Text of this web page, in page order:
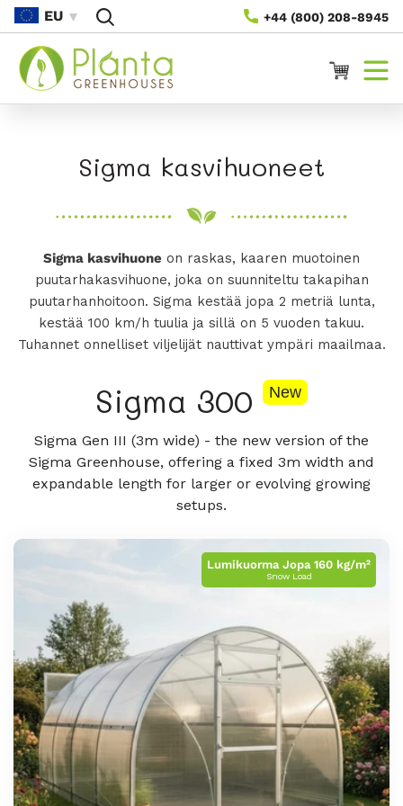
Siirry
Sisältöön
+44 (800) 208-8945
EU
Ostoskori
K
o
e
l
:
Sigma kasvihuoneet
Sigma kasvihuone on raskas, kaaren muotoinen
puutarhakasvihuone, joka on suunniteltu takapihan
puutarhanhoitoon. Sigma kestää jopa 2 metriä lunta,
kestää 100 km/h tuulia ja sillä on 5 vuoden takuu.
Tuhannet onnelliset viljelijät nauttivat ympäri maailmaa.
Sigma 300 New
Sigma Gen III (3m wide) - the new version of the
Sigma Greenhouse, offering a fixed 3m width and
expandable length for larger or evolving growing
setups.
Lumikuorma Jopa 160 kg/m²
Snow Load